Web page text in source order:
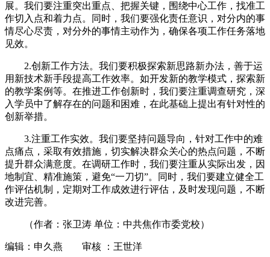
展。我们要注重突出重点、把握关键，围绕中心工作，找准工
作切入点和着力点。同时，我们要强化责任意识，对分内的事
情尽心尽责，对分外的事情主动作为，确保各项工作任务落地
见效。
2.创新工作方法。我们要积极探索新思路新办法，善于运
用新技术新手段提高工作效率。如开发新的教学模式，探索新
的教学案例等。在推进工作创新时，我们要注重调查研究，深
入学员中了解存在的问题和困难，在此基础上提出有针对性的
创新举措。
3.注重工作实效。我们要坚持问题导向，针对工作中的难
点痛点，采取有效措施，切实解决群众关心的热点问题，不断
提升群众满意度。在调研工作时，我们要注重从实际出发，因
地制宜、精准施策，避免“一刀切”。同时，我们要建立健全工
作评估机制，定期对工作成效进行评估，及时发现问题，不断
改进完善。
（作者：张卫涛 单位：中共焦作市委党校）
编辑：申久燕 审核 ：王世洋